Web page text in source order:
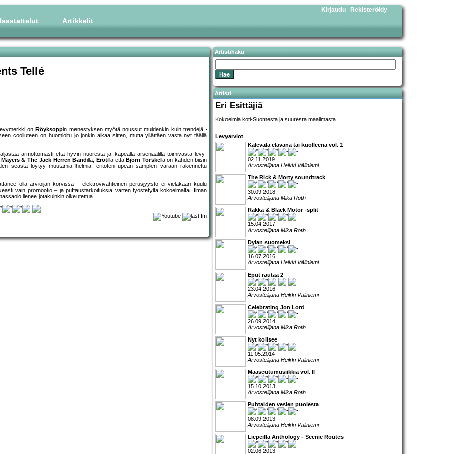
Artikkelit
Kirjaudu | Rekisteröidy
Tellé
on Röyksoppin menestyksen myötä noussut muidenkin kuin trendejä
cooliuteen on huomioitu jo jonkin aikaa sitten, mutta yllättäen vasta nyt täällä
armottomasti että hyvin nuoresta ja kapealla arsenaalilla toimivasta levy-
Mayers & The Jack Herren Bandilla, Erotilla että Bjorn Torskella on kahden biisin
seasta löytyy muutamia helmiä; eritoten upean samplen varaan rakennettu
olla arvioijan korvissa – elektrovivahteinen perusjyystö ei vieläkään kuulu
vain promootio – ja puffaustarkoituksia varten työstetyltä kokoelmalta. Ilman
lienee jotakuinkin oikeutettua.
Artistihaku
Artisti
Eri Esittäjiä
Kokoelmia koti-Suomesta ja suuresta maailmasta.
Levyarviot
Kalevala elävänä tai kuolleena vol. 1
02.11.2019
Arvostelijana Heikki Väliniemi
The Rick & Morty soundtrack
30.09.2018
Arvostelijana Mika Roth
Rakka & Black Motor -split
15.04.2017
Arvostelijana Mika Roth
Dylan suomeksi
16.07.2016
Arvostelijana Heikki Väliniemi
Eput rautaa 2
23.04.2016
Arvostelijana Heikki Väliniemi
Celebrating Jon Lord
26.09.2014
Arvostelijana Mika Roth
Nyt kolisee
11.05.2014
Arvostelijana Heikki Väliniemi
Maaseutumusiikkia vol. II
15.10.2013
Arvostelijana Mika Roth
Puhtaiden vesien puolesta
08.09.2013
Arvostelijana Heikki Väliniemi
Liepeillä Anthology - Scenic Routes
02.06.2013